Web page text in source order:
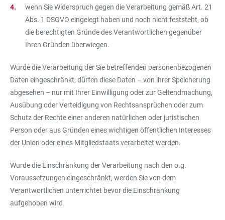
wenn Sie Widerspruch gegen die Verarbeitung gemäß Art. 21
Abs. 1 DSGVO eingelegt haben und noch nicht feststeht, ob
die berechtigten Gründe des Verantwortlichen gegenüber
Ihren Gründen überwiegen.
Wurde die Verarbeitung der Sie betreffenden personenbezogenen
Daten eingeschränkt, dürfen diese Daten – von ihrer Speicherung
abgesehen – nur mit Ihrer Einwilligung oder zur Geltendmachung,
Ausübung oder Verteidigung von Rechtsansprüchen oder zum
Schutz der Rechte einer anderen natürlichen oder juristischen
Person oder aus Gründen eines wichtigen öffentlichen Interesses
der Union oder eines Mitgliedstaats verarbeitet werden.
Wurde die Einschränkung der Verarbeitung nach den o.g.
Voraussetzungen eingeschränkt, werden Sie von dem
Verantwortlichen unterrichtet bevor die Einschränkung
aufgehoben wird.